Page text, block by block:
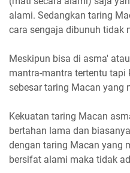
alami. Sedangkan taring
cara sengaja dibunuh tidak
Meskipun bisa di asma'
mantra-mantra tertentu tapi
sebesar taring Macan yang
Kekuatan taring Macan
bertahan lama dan
dengan taring Macan yang
bersifat alami maka tidak